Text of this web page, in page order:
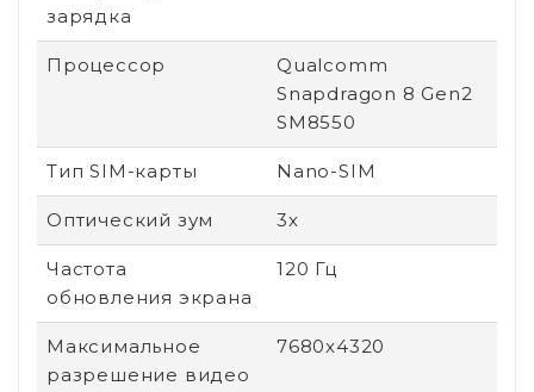
зарядка
Процессор
Qualcomm
Snapdragon 8 Gen2
SM8550
Тип SIM-карты Nano-SIM
Оптический зум 3х
Частота
обновления экрана
120 Гц
Максимальное
разрешение видео
7680x4320